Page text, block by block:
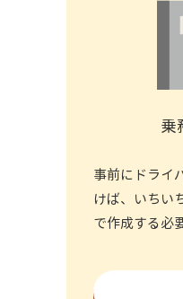
乗
事前にドライ
けば、いちい
で作成する必